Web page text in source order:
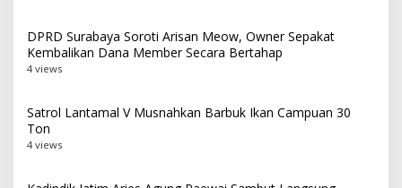
DPRD Surabaya Soroti Arisan Meow, Owner Sepakat
Kembalikan Dana Member Secara Bertahap
4 views
Satrol Lantamal V Musnahkan Barbuk Ikan Campuan 30
Ton
4 views